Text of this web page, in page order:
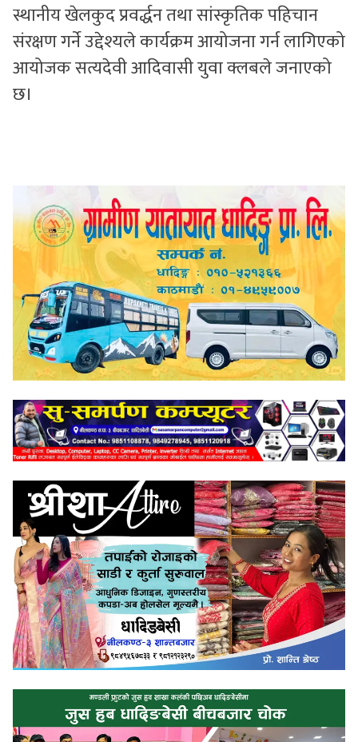
स्थानीय खेलकुद प्रवर्द्धन तथा सांस्कृतिक पहिचान
संरक्षण गर्ने उद्देश्यले कार्यक्रम आयोजना गर्न लागिएको
आयोजक सत्यदेवी आदिवासी युवा क्लबले जनाएको
छ।